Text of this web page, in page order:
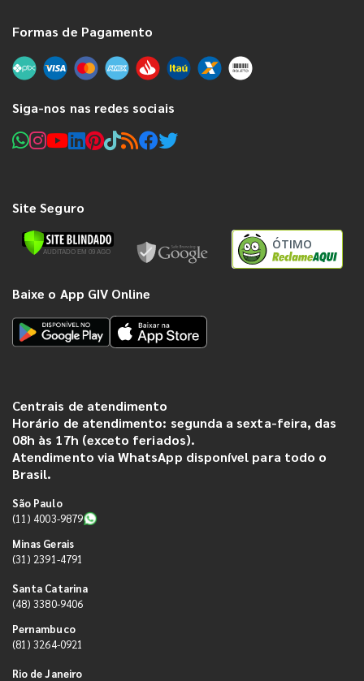
Formas de Pagamento
Siga-nos nas redes sociais
Site Seguro
ÓTIMO
Baixe o App GIV Online
Centrais de atendimento
Horário de atendimento: segunda a sexta-feira, das
08h às 17h (exceto feriados).
Atendimento via WhatsApp disponível para todo o
Brasil.
São Paulo
(11) 4003-9879
Minas Gerais
(31) 2391-4791
Santa Catarina
(48) 3380-9406
Pernambuco
(81) 3264-0921
Rio de Janeiro